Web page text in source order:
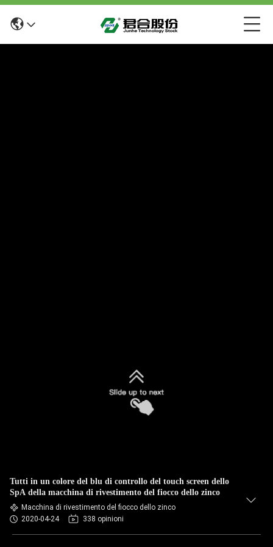
Tutti in un colore del blu di controllo del touch screen dello
SpA della macchina di rivestimento del fiocco dello zinco
Macchina di rivestimento del fiocco dello zinco
2020-04-24
338 opinioni